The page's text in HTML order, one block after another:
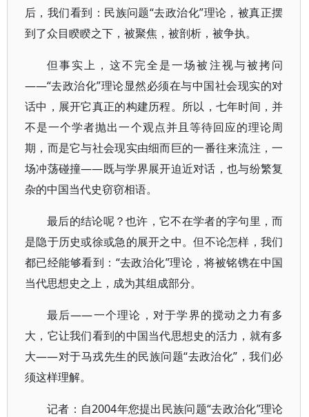
后，我们看到：民族问题“去政治化”理论，被真正摆
到了众目睽睽之下，被聚焦，被剖析，被争执。
但事实上，这不完全是一场被注视与被拷问
——“去政治化”理论显然必须在与中国社会现实的对
话中，展开它真正的构建历程。所以，七年时间，并
不是一个学者抛出一个观点并且等待回应的理论周
期，而是它与社会现实由细而巨的一番往来流注，一
场冲荡碰撞——既与学界展开迫近对话，也与纷繁复
杂的中国当代史窃窃相语。
最后的结论呢？也许，它不在学者的字句里，而
是隐于历史或徐或急的展开之中。但不论怎样，我们
都已经能够看到：“去政治化”理论，将被铭镌在中国
当代思想史之上，成为其组成部分。
最后——一个理论，对于学界的搅动之力有多
大，它让我们看到的中国当代思想史的活力，就有多
大——对于马戎先生的民族问题“去政治化”，我们必
须这样理解。
记者：自2004年您提出民族问题“去政治化”理论